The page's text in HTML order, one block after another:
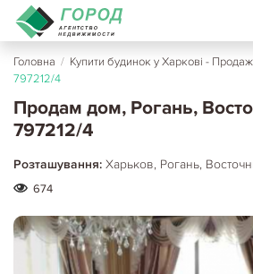
Головна / Купити будинок у Харкові - Продаж
797212/4
Продам дом, Рогань,
797212/4
Розташування: Харьков, Рогань,
674